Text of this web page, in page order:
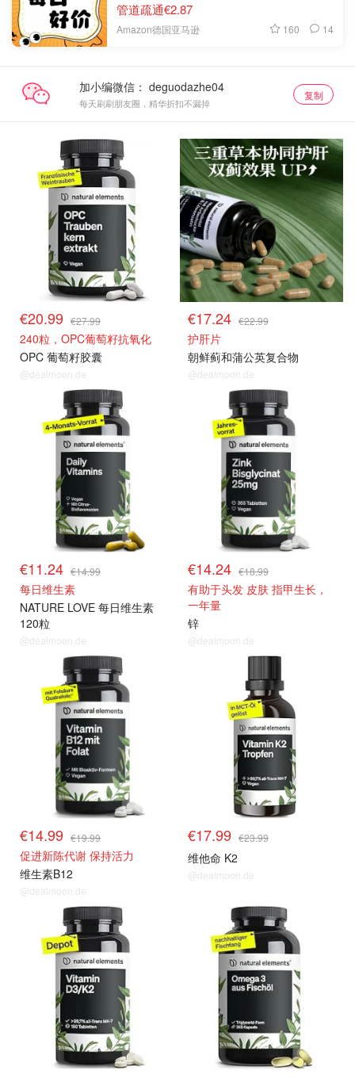
管道疏通€2.87
Amazon德国亚马逊 160 14
加小编微信：
每天刷刷朋友圈，精华折扣不漏掉
复制
€20.99 €27.99
240粒，OPC葡萄籽抗氧化
OPC 葡萄籽胶囊
@dealmoon.de
€17.24 €22.99
护肝片
朝鲜蓟和蒲公英复合物
@dealmoon.de
€11.24 €14.99
每日维生素
NATURE LOVE 每日维生素
120粒
@dealmoon.de
€14.24 €18.99
有助于头发 皮肤 指甲生长，
一年量
锌
@dealmoon.de
€14.99 €19.99
促进新陈代谢 保持活力
维生素B12
@dealmoon.de
€17.99 €23.99
维他命 K2
@dealmoon.de